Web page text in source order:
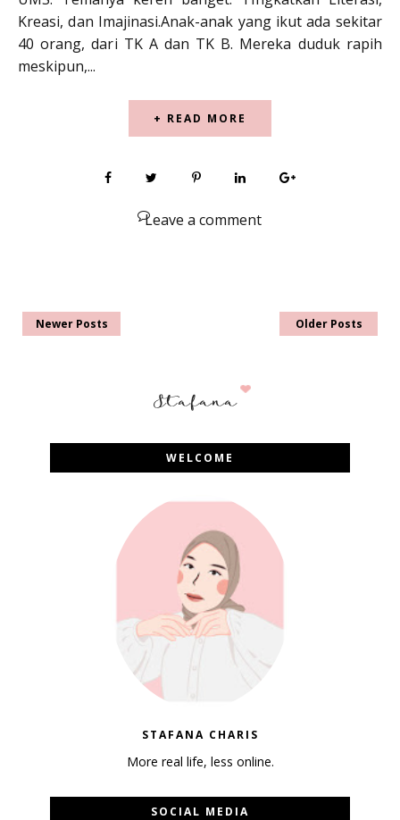
Kreasi, dan Imajinasi.Anak-anak yang ikut ada sekitar
40 orang, dari TK A dan TK B. Mereka duduk rapih
meskipun,...
+ READ MORE
Leave a comment
Newer Posts Older Posts
WELCOME
STAFANA CHARIS
More real life, less online.
SOCIAL MEDIA